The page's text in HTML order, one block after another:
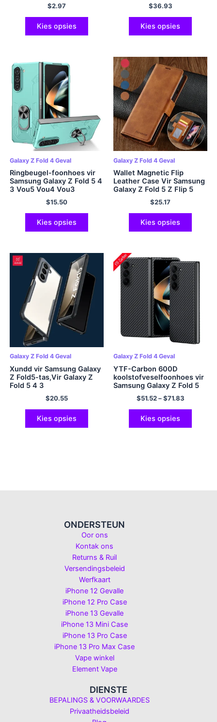
val beskermende dekking
$2.97
Kies opsies
skarnierbeskermingsdeksel
met HD-skermbeskermer
$36.93
Kies opsies
Galaxy Z Fold 4 Geval
Ringbeugel-foonhoes vir
Samsung Galaxy Z Fold 5 4
3 Vou5 Vou4 Vou3
Magnetiese Plastiek
Valvoorkomingbedekking
$15.50
Kies opsies
Galaxy Z Fold 4 Geval
Wallet Magnetic Flip
Leather Case Vir Samsung
Galaxy Z Fold 5 Z Flip 5
Vou 4 Flip 4 Vou 3 Flip 3
Besigheid Anti-drop Cover
$25.17
Kies opsies
Galaxy Z Fold 4 Geval
Xundd vir Samsung Galaxy
Z Fold5-tas,Vir Galaxy Z
Fold 5 4 3
Telefoonbedekking
Skokbestande
beskermende dop
deursigtige deursigtige
omhulsels
$20.55
Kies opsies
Galaxy Z Fold 4 Geval
YTF-Carbon 600D
koolstofveselfoonhoes vir
Samsung Galaxy Z Fold 5
geval Aramid Fiber Z Vou 4
koffer Slim Design Z Fold 3
dekking
$51.52–$71.83
Kies opsies
ONDERSTEUN
Oor ons
Kontak ons
Returns & Ruil
Versendingsbeleid
Werfkaart
iPhone 12 Gevalle
iPhone 12 Pro Case
iPhone 13 Gevalle
iPhone 13 Mini Case
iPhone 13 Pro Case
iPhone 13 Pro Max Case
Vape winkel
Element Vape
DIENSTE
BEPALINGS & VOORWAARDES
Privaatheidsbeleid